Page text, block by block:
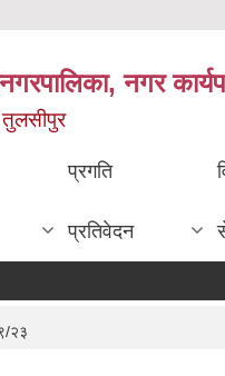
नगर
तुलसीपुर
प्रगति
प्रतिवेदन
२३